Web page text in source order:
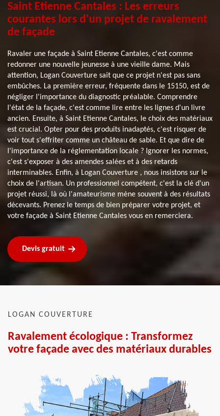
Saint Etienne Cantales : Les erreurs
courantes lors d'un projet de ravalement
de façade
Ravaler une façade à Saint Etienne Cantales, c'est comme
redonner une nouvelle jeunesse à une vieille dame. Mais
attention, Logan Couverture sait que ce projet n'est pas sans
embûches. La première erreur, fréquente dans le 15150, est de
négliger l'importance du diagnostic préalable. Comprendre
l'état de la façade, c'est comme lire entre les lignes d'un livre
ancien. Ensuite, à Saint Etienne Cantales, le choix des matériaux
est crucial. Opter pour des produits inadaptés, c'est risquer de
voir tout s'effriter comme un château de sable. Et que dire de
l'importance de la réglementation locale ? Ignorer les normes,
c'est s'exposer à des amendes salées et à des retards
interminables. Enfin, à Logan Couverture , nous insistons sur le
choix de l'artisan. Un professionnel compétent, c'est la clé d'un
projet réussi, là où l'amateurisme mène souvent à des résultats
décevants. Prenez le temps de bien préparer votre projet, et
votre façade à Saint Etienne Cantales vous en remerciera.
Devis gratuit
LOGAN COUVERTURE
Ravalement écologique : Transformez
votre façade avec des matériaux durables